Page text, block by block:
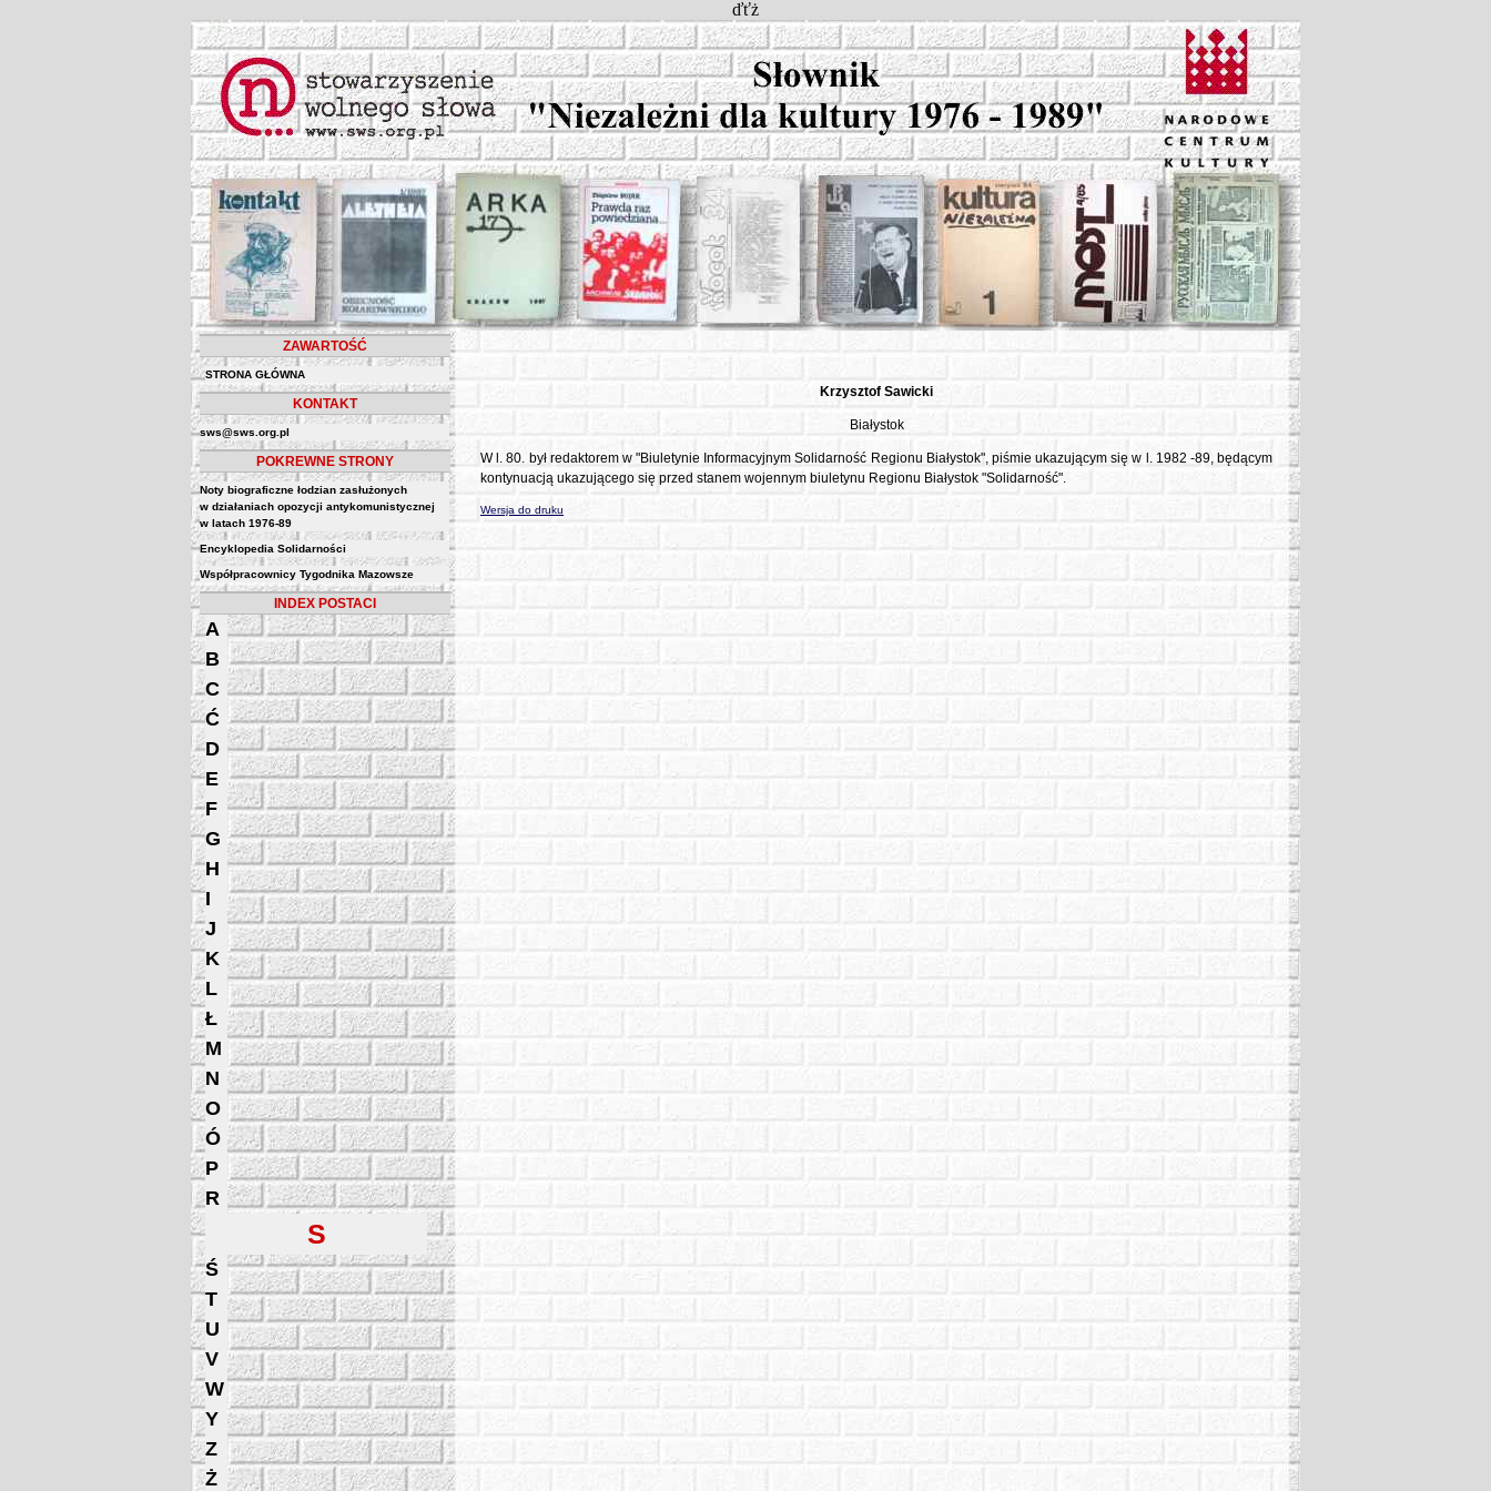
ďťż
ZAWARTOŚĆ
STRONA GŁÓWNA
KONTAKT
sws@sws.org.pl
POKREWNE STRONY
Noty biograficzne łodzian zasłużonych
w działaniach opozycji antykomunistycznej
w latach 1976-89
Encyklopedia Solidarności
Współpracownicy Tygodnika Mazowsze
INDEX POSTACI
A
B
C
Ć
D
E
F
G
H
I
J
K
L
Ł
M
N
O
Ó
P
R
S
Ś
T
U
V
W
Y
Z
Ż
Krzysztof Sawicki
Białystok
W l. 80. był redaktorem w "Biuletynie Informacyjnym Solidarność Regionu Białystok", piśmie ukazującym się w l. 1982 -89, będącym
kontynuacją ukazującego się przed stanem wojennym biuletynu Regionu Białystok "Solidarność".
Wersja do druku